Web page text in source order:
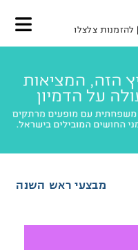
להזמנות צלצלו
מבצעי ראש השנה